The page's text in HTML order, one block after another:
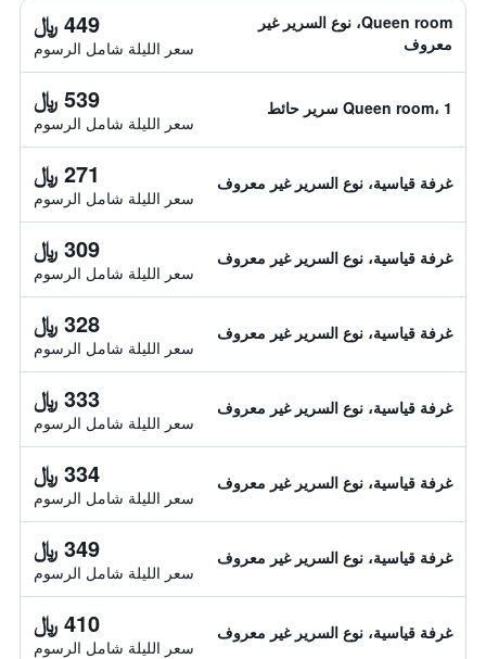
Queen room، نوع السرير غير
معروف
449 ﷼
سعر الليلة شامل الرسوم
Queen room، 1 سرير حائط 539 ﷼
سعر الليلة شامل الرسوم
غرفة قياسية، نوع السرير غير معروف 271 ﷼
سعر الليلة شامل الرسوم
غرفة قياسية، نوع السرير غير معروف 309 ﷼
سعر الليلة شامل الرسوم
غرفة قياسية، نوع السرير غير معروف 328 ﷼
سعر الليلة شامل الرسوم
غرفة قياسية، نوع السرير غير معروف 333 ﷼
سعر الليلة شامل الرسوم
غرفة قياسية، نوع السرير غير معروف 334 ﷼
سعر الليلة شامل الرسوم
غرفة قياسية، نوع السرير غير معروف 349 ﷼
سعر الليلة شامل الرسوم
غرفة قياسية، نوع السرير غير معروف 410 ﷼
سعر الليلة شامل الرسوم